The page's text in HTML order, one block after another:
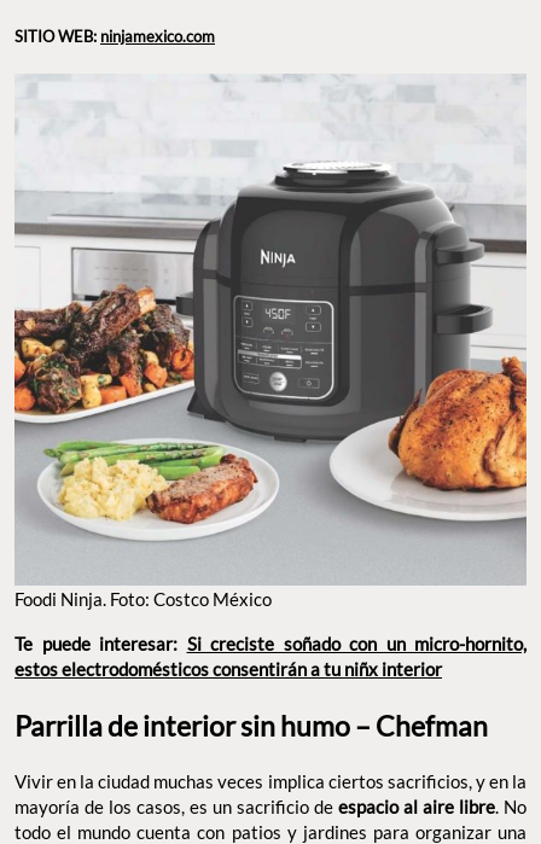
SITIO WEB: ninjamexico.com
Foodi Ninja. Foto: Costco México
Te puede interesar: Si creciste soñado con un micro-hornito,
estos electrodomésticos consentirán a tu niñx interior
Parrilla de interior sin humo – Chefman
Vivir en la ciudad muchas veces implica ciertos sacrificios, y en la
mayoría de los casos, es un sacrificio de espacio al aire libre. No
todo el mundo cuenta con patios y jardines para organizar una